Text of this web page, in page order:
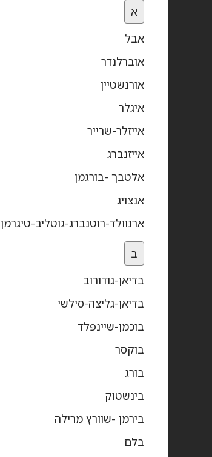
א
אבל
אוברלנדר
אורנשטיין
איגלר
אייזלר-שרייר
אייזנברג
אלטבך -בורגמן
אנצויג
ארנוולד-רוטנברג-גוטליב-טיגרמן
ב
בדיאן-גודורוב
בדיאן-גליצה-סילשי
בוכמן-שיינפלד
בוקסר
בורג
בינשטוק
בירמן -שוורץ מרילה
בלם